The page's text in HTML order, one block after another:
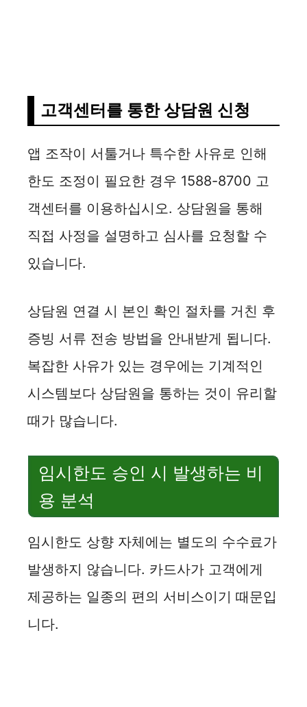
고객센터를 통한 상담원 신청
앱 조작이 서툴거나 특수한 사유로 인해
한도 조정이 필요한 경우 1588-8700 고
객센터를 이용하십시오. 상담원을 통해
직접 사정을 설명하고 심사를 요청할 수
있습니다.
상담원 연결 시 본인 확인 절차를 거친 후
증빙 서류 전송 방법을 안내받게 됩니다.
복잡한 사유가 있는 경우에는 기계적인
시스템보다 상담원을 통하는 것이 유리할
때가 많습니다.
임시한도 승인 시 발생하는 비
용 분석
임시한도 상향 자체에는 별도의 수수료가
발생하지 않습니다. 카드사가 고객에게
제공하는 일종의 편의 서비스이기 때문입
니다.